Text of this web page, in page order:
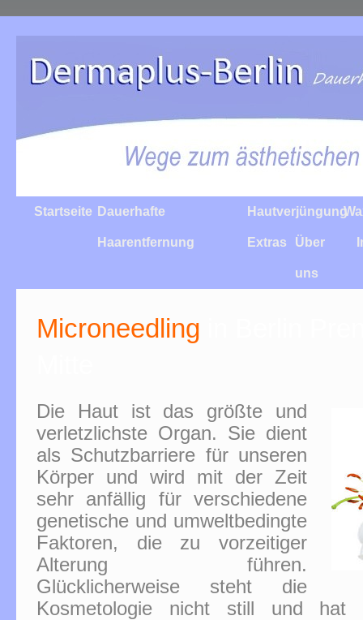
Startseite Dauerhafte
Haarentfernung
Hautverjüngung
Extras Über
uns
Microneedling
Die Haut ist das größte und
verletzlichste Organ. Sie dient
als Schutzbarriere für unseren
Körper und wird mit der Zeit
sehr anfällig für verschiedene
genetische und umweltbedingte
Faktoren, die zu vorzeitiger
Alterung führen.
Glücklicherweise steht die
Kosmetologie nicht still und hat